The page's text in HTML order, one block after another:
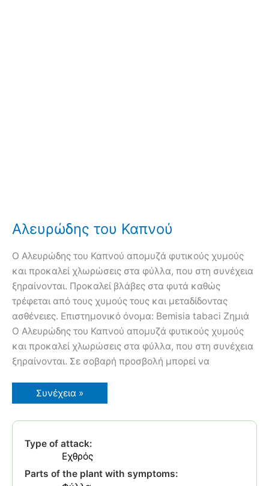
Αλευρώδης του Καπνού
Ο Αλευρώδης του Καπνού απομυζά φυτικούς χυμούς
και προκαλεί χλωρώσεις στα φύλλα, που στη συνέχεια
ξηραίνονται. Προκαλεί βλάβες στα φυτά καθώς
τρέφεται από τους χυμούς τους και μεταδίδοντας
ασθένειες. Επιστημονικό όνομα: Bemisia tabaci Ζημιά
Ο Αλευρώδης του Καπνού απομυζά φυτικούς χυμούς
και προκαλεί χλωρώσεις στα φύλλα, που στη συνέχεια
ξηραίνονται. Σε σοβαρή προσβολή μπορεί να
Αλευρώδης
του
Συνέχεια »
Type of attack:
Εχθρός
Parts of the plant with symptoms: